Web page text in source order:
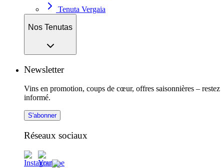
Tenuta Vergaia
Nos Tenutas
Newsletter
Vins en promotion, coups de cœur, offres saisonnières – restez
informé.
S'abonner
Réseaux sociaux